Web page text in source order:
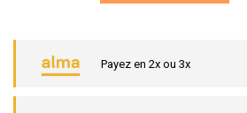
Payez en 2x ou 3x